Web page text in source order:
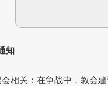
知
会相关：在争战中，教会建